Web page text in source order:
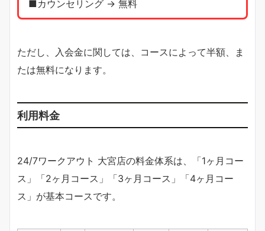
■カウンセリング → 無料
ただし、入会金に関しては、コースによって半額、ま
たは無料になります。
利用料金
24/7ワークアウト 大宮店の料金体系は、「1ヶ月コー
ス」「2ヶ月コース」「3ヶ月コース」「4ヶ月コー
ス」が基本コースです。